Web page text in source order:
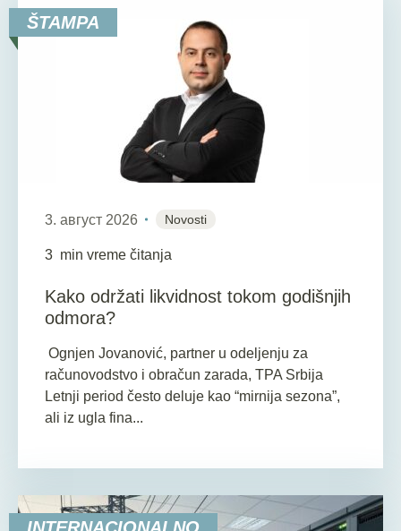
ŠTAMPA
3. август 2026 Novosti
3 min vreme čitanja
Kako održati likvidnost tokom godišnjih
odmora?
Ognjen Jovanović, partner u odeljenju za
računovodstvo i obračun zarada, TPA Srbija
Letnji period često deluje kao “mirnija sezona”,
ali iz ugla fina...